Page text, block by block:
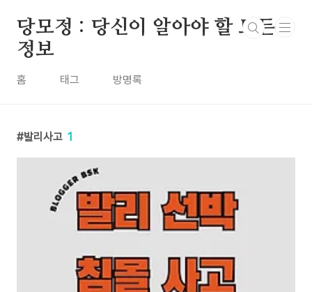
당모정 : 당신이 알아야 할 모든
정보
홈 태그 방명록
발리사고 1